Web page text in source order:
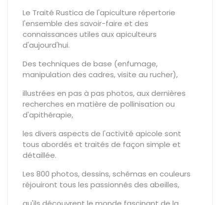
Le Traité Rustica de l'apiculture répertorie
l'ensemble des savoir-faire et des
connaissances utiles aux apiculteurs
d'aujourd'hui.
Des techniques de base (enfumage,
manipulation des cadres, visite au rucher),
illustrées en pas à pas photos, aux dernières
recherches en matière de pollinisation ou
d'apithérapie,
les divers aspects de l'activité apicole sont
tous abordés et traités de façon simple et
détaillée.
Les 800 photos, dessins, schémas en couleurs
réjouiront tous les passionnés des abeilles,